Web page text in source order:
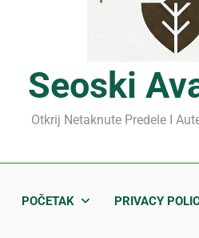
Seoski
Otkrij Netaknute Predele I
POČETAK PRIVACY